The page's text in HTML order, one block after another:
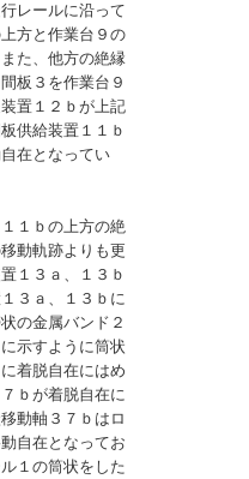
レールに沿って
方と作業台９の
た、他方の絶縁
板３を作業台９
置１２ｂが上記
供給装置１１ｂ
在となってい
１ｂの上方の絶
動軌跡よりも更
１３ａ、１３ｂ
３ａ、１３ｂに
の金属バンド２
示すように筒状
着脱自在にはめ
ｂが着脱自在に
動軸３７ｂはロ
自在となってお
１の筒状をした